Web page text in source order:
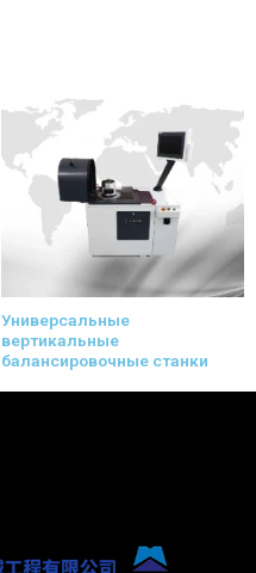
Универсальные
вертикальные
балансировочные станки